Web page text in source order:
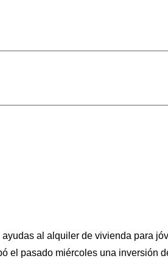
al alquiler de vivienda para
el pasado miércoles una inversión